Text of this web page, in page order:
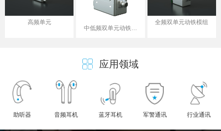
高频单元
中低频双单元动铁组
全频双单元动铁模组
应用领域
助听器 音频耳机 蓝牙耳机 军警通讯 行业通讯